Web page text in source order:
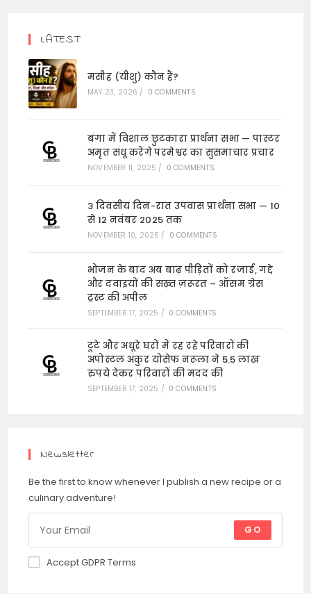
LATEST
मसीह (यीशु) कौन हैं?
MAY 23, 2026 / 0 COMMENTS
बंगा में विशाल छुटकारा प्रार्थना सभा — पास्टर
अमृत संधू करेंगे परमेश्वर का सुसमाचार प्रचार
NOVEMBER 11, 2025 / 0 COMMENTS
3 दिवसीय दिन-रात उपवास प्रार्थना सभा — 10
से 12 नवंबर 2025 तक
NOVEMBER 10, 2025 / 0 COMMENTS
भोजन के बाद अब बाढ़ पीड़ितों को रजाई, गद्दे
और दवाइयों की सख़्त ज़रूरत – ऑसम ग्रेस
ट्रस्ट की अपील
SEPTEMBER 17, 2025 / 0 COMMENTS
टूटे और अधूरे घरों में रह रहे परिवारों की
अपोस्टल अंकुर योसेफ नरूला ने 5.5 लाख
रुपये देकर परिवारों की मदद की
SEPTEMBER 17, 2025 / 0 COMMENTS
Newsletter
Be the first to know whenever I publish a new recipe or a
culinary adventure!
GO
Accept GDPR Terms